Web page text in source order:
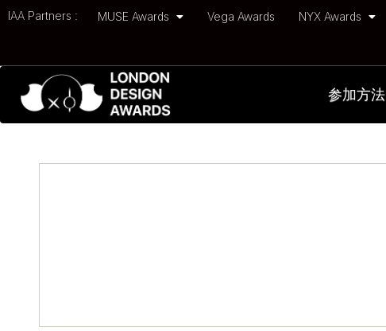
IAA Partners : MUSE Awards Vega Awards NYX Awards
参加方法